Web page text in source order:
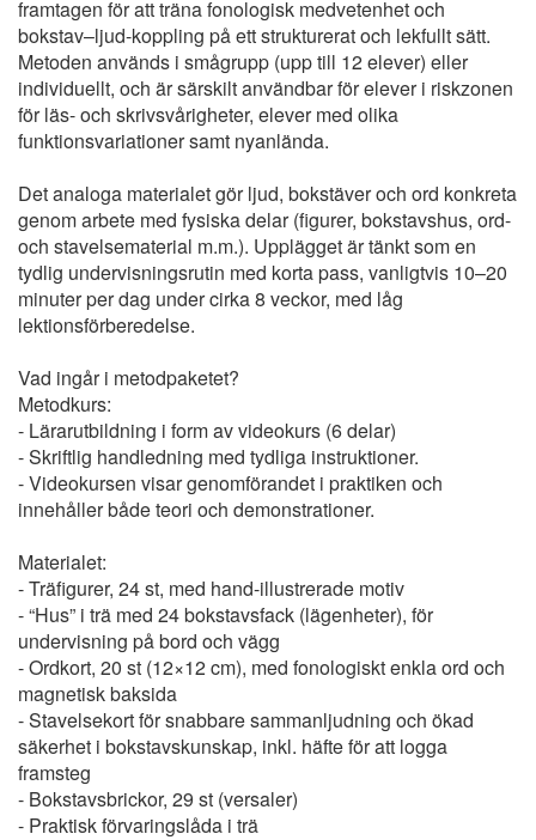
framtagen för att träna fonologisk medvetenhet och
bokstav–ljud-koppling på ett strukturerat och lekfullt sätt.
Metoden används i smågrupp (upp till 12 elever) eller
individuellt, och är särskilt användbar för elever i riskzonen
för läs- och skrivsvårigheter, elever med olika
funktionsvariationer samt nyanlända.
Det analoga materialet gör ljud, bokstäver och ord konkreta
genom arbete med fysiska delar (figurer, bokstavshus, ord-
och stavelsematerial m.m.). Upplägget är tänkt som en
tydlig undervisningsrutin med korta pass, vanligtvis 10–20
minuter per dag under cirka 8 veckor, med låg
lektionsförberedelse.
Vad ingår i metodpaketet?
Metodkurs:
- Lärarutbildning i form av videokurs (6 delar)
- Skriftlig handledning med tydliga instruktioner.
- Videokursen visar genomförandet i praktiken och
innehåller både teori och demonstrationer.
Materialet:
- Träfigurer, 24 st, med hand-illustrerade motiv
- “Hus” i trä med 24 bokstavsfack (lägenheter), för
undervisning på bord och vägg
- Ordkort, 20 st (12×12 cm), med fonologiskt enkla ord och
magnetisk baksida
- Stavelsekort för snabbare sammanljudning och ökad
säkerhet i bokstavskunskap, inkl. häfte för att logga
framsteg
- Bokstavsbrickor, 29 st (versaler)
- Praktisk förvaringslåda i trä